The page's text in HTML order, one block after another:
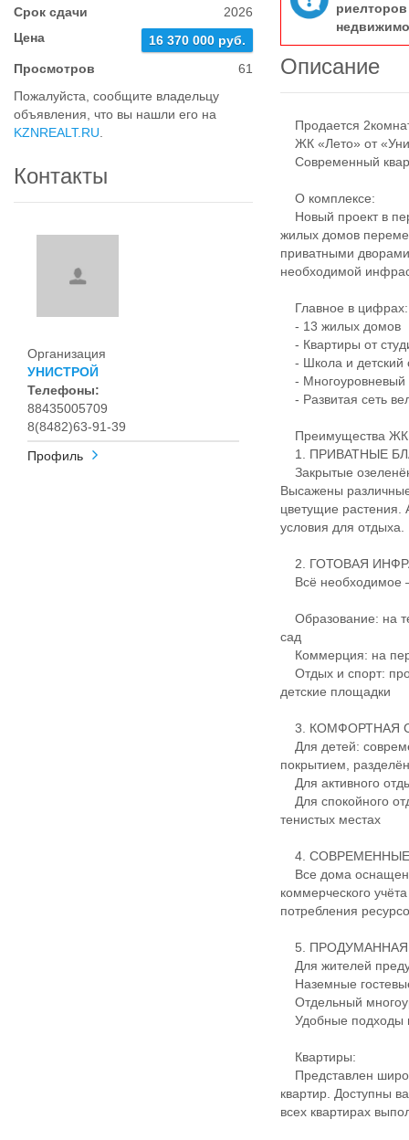
Срок сдачи
2026
Цена
16 370 000 руб.
Просмотров
61
Пожалуйста, сообщите владельцу
объявления, что вы нашли его на
KZNREALT.RU
Контакты
Организация
УНИСТРОЙ
Телефоны:
88435005709
8(8482)63-91-39
Профиль
Описание
Продается
ЖК «Лето» от
Современный
О комплексе:
Новый проект в
жилых домов
приватными
необходимой
Главное в цифрах:
- 13 жилых домов
- Квартиры от
- Школа и детский
- Многоуровневый
- Развитая сеть
Преимущества ЖК
1. ПРИВАТНЫЕ
Закрытые
Высажены
цветущие растения.
условия для отдыха.
2. ГОТОВАЯ
Всё необходимое
Образование: на
сад
Коммерция: на
Отдых и спорт:
детские площадки
3. КОМФОРТНАЯ
Для детей:
покрытием,
Для активного
Для спокойного
тенистых местах
4.
Все дома
коммерческого
потребления
5. ПРОДУМАННАЯ
Для жителей
Наземные
Отдельный
Удобные подходы
Квартиры:
Представлен
квартир. Доступны
всех квартирах